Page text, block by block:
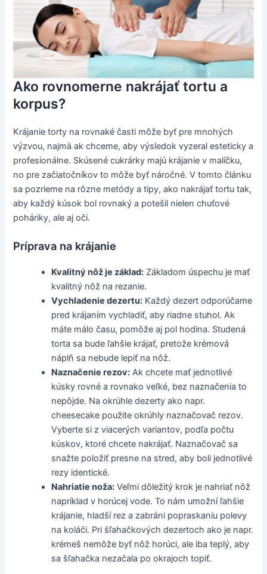
Ako rovnomerne nakrájať tortu a
korpus?
Krájanie torty na rovnaké časti môže byť pre mnohých
výzvou, najmä ak chceme, aby výsledok vyzeral esteticky a
profesionálne. Skúsené cukrárky majú krájanie v malíčku,
no pre začiatočníkov to môže byť náročné. V tomto článku
sa pozrieme na rôzne metódy a tipy, ako nakrájať tortu tak,
aby každý kúsok bol rovnaký a potešil nielen chuťové
poháriky, ale aj oči.
Príprava na krájanie
Kvalitný nôž je základ: Základom úspechu je mať
kvalitný nôž na rezanie.
Vychladenie dezertu: Každý dezert odporúčame
pred krájaním vychladiť, aby riadne stuhol. Ak
máte málo času, pomôže aj pol hodina. Studená
torta sa bude ľahšie krájať, pretože krémová
náplň sa nebude lepiť na nôž.
Naznačenie rezov: Ak chcete mať jednotlivé
kúsky rovné a rovnako veľké, bez naznačenia to
nepôjde. Na okrúhle dezerty ako napr.
cheesecake použite okrúhly naznačovač rezov.
Vyberte si z viacerých variantov, podľa počtu
kúskov, ktoré chcete nakrájať. Naznačovač sa
snažte položiť presne na stred, aby boli jednotlivé
rezy identické.
Nahriatie noža: Veľmi dôležitý krok je nahriať nôž
napríklad v horúcej vode. To nám umožní ľahšie
krájanie, hladší rez a zabráni popraskaniu polevy
na koláči. Pri šľahačkových dezertoch ako je napr.
krémeš nemôže byť nôž horúci, ale iba teplý, aby
sa šľahačka nezačala po okrajoch topiť.